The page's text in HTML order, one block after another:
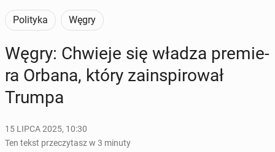
Polityka Węgry
Węgry: Chwieje się władza pre­mie­
ra Orbana, który za­in­spi­ro­wał
Trumpa
15 LIPCA 2025, 10:30
Ten tekst przeczytasz w 3 minuty